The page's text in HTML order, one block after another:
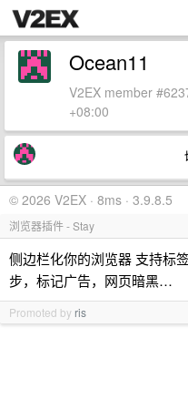
Ocean11
V2EX member
+08:00
© 2026 V2EX · 8ms · 3.9.8.5
浏览器插件 - Stay
侧边栏化你的浏览器 支持标
步，标记广告，网页暗黑…
Promoted by ris